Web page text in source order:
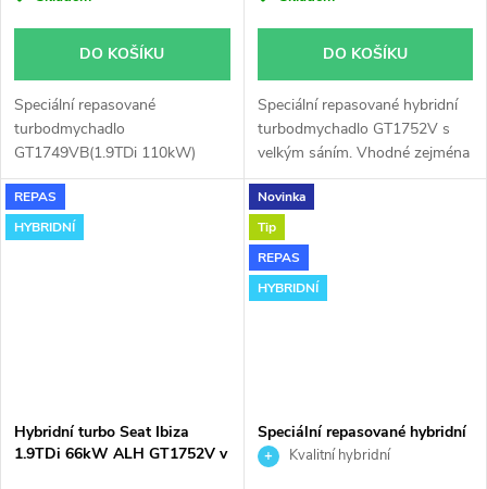
DO KOŠÍKU
Speciální repasované
turbodmychadlo
GT1749VB(1.9TDi 110kW)
instalované v obalu GT1749V
(pro motory TDi 66-85KW).
Vhodné zejména k
DO KOŠÍKU
Speciální repasované hybridní
turbodmychadlo GT1752V s
velkým sáním. Vhodné zejména
k výkonnostním úpravám jako
např. chiptuning. Pro vůz Seat
Ibiza 1.9TDi 66kW ALH.
REPAS
HYBRIDNÍ
Hybridní turbo Seat Ibiza
1.9TDi 66kW ALH GT1752V v
Novinka
Tip
REPAS
HYBRIDNÍ
Speciální repasované hybridní
turbodmychadlo GTB2056VK
Kvalitní hybridní